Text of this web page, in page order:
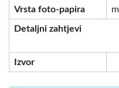
Vrsta foto-papira
Detaljni zahtjevi
Izvor